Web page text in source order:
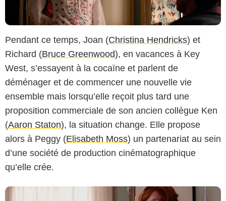
Pendant ce temps, Joan (Christina Hendricks) et
Richard (Bruce Greenwood), en vacances à Key
West, s’essayent à la cocaïne et parlent de
déménager et de commencer une nouvelle vie
ensemble mais lorsqu’elle reçoit plus tard une
proposition commerciale de son ancien collègue Ken
(Aaron Staton), la situation change. Elle propose
alors à Peggy (Elisabeth Moss) un partenariat au sein
d’une société de production cinématographique
qu’elle crée.